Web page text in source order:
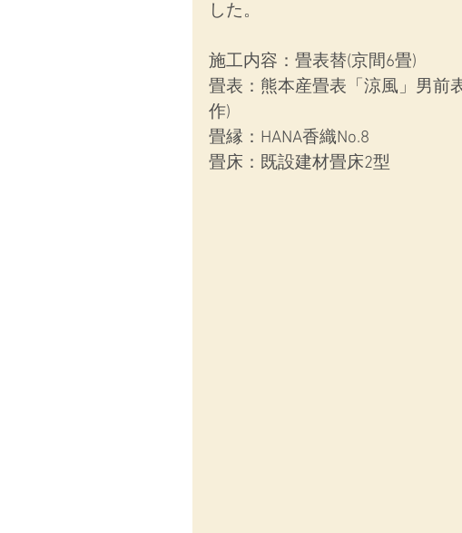
した。
施工内容：畳表替(京間6畳)
畳表：熊本産畳表「涼風」男前
作)
畳縁：HANA香織No.8
畳床：既設建材畳床2型